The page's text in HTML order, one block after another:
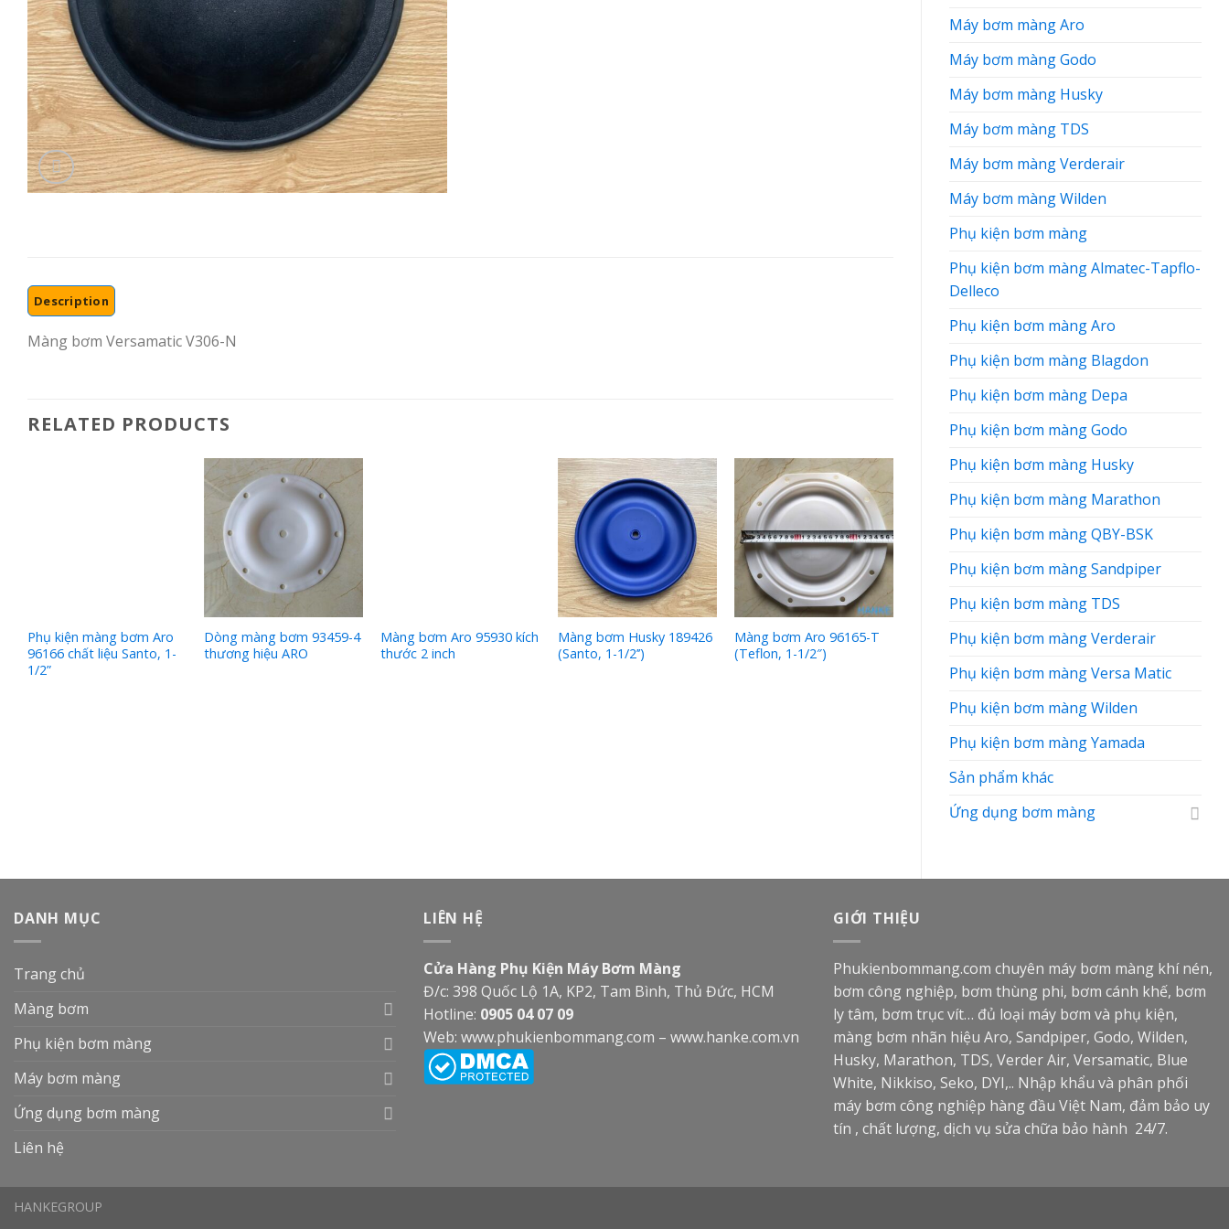
Máy bơm màng Aro
Máy bơm màng Godo
Máy bơm màng Husky
Máy bơm màng TDS
Máy bơm màng Verderair
Máy bơm màng Wilden
Phụ kiện bơm màng
Phụ kiện bơm màng Almatec-Tapflo-
Delleco
Phụ kiện bơm màng Aro
Phụ kiện bơm màng Blagdon
Phụ kiện bơm màng Depa
Phụ kiện bơm màng Godo
Phụ kiện bơm màng Husky
Phụ kiện bơm màng Marathon
Phụ kiện bơm màng QBY-BSK
Phụ kiện bơm màng Sandpiper
Phụ kiện bơm màng TDS
Phụ kiện bơm màng Verderair
Phụ kiện bơm màng Versa Matic
Phụ kiện bơm màng Wilden
Phụ kiện bơm màng Yamada
Sản phẩm khác
Ứng dụng bơm màng
Description
Màng bơm Versamatic V306-N
RELATED PRODUCTS
Phụ kiện màng bơm Aro
96166 chất liệu Santo, 1-
1/2”
Dòng màng bơm 93459-4
thương hiệu ARO
Màng bơm Aro 95930 kích
thước 2 inch
Màng bơm Husky 189426
(Santo, 1-1/2’’)
Màng bơm Aro 96165-T
(Teflon, 1-1/2″)
Màng bơm 1B001 chất
DANH MỤC
Trang chủ
Màng bơm
Phụ kiện bơm màng
Máy bơm màng
Ứng dụng bơm màng
Liên hệ
LIÊN HỆ
Cửa Hàng Phụ Kiện Máy Bơm Màng
Đ/c: 398 Quốc Lộ 1A, KP2, Tam Bình, Thủ Đức, HCM
Hotline: 0905 04 07 09
Web: www.phukienbommang.com – www.hanke.com.vn
GIỚI THIỆU
Phukienbommang.com chuyên máy bơm màng khí nén,
bơm công nghiệp, bơm thùng phi, bơm cánh khế, bơm
ly tâm, bơm trục vít… đủ loại máy bơm và phụ kiện,
màng bơm nhãn hiệu Aro, Sandpiper, Godo, Wilden,
Husky, Marathon, TDS, Verder Air, Versamatic, Blue
White, Nikkiso, Seko, DYI,.. Nhập khẩu và phân phối
máy bơm công nghiệp hàng đầu Việt Nam, đảm bảo uy
tín , chất lượng, dịch vụ sửa chữa bảo hành 24/7.
HANKEGROUP